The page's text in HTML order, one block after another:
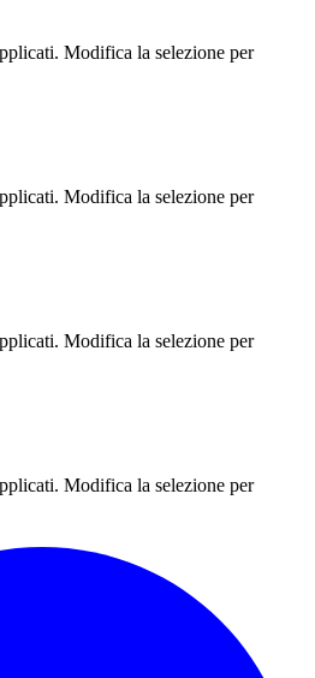
Modifica la selezione per
Modifica la selezione per
Modifica la selezione per
Modifica la selezione per